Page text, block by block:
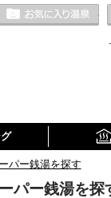
パー銭湯を探す
パー銭湯を探